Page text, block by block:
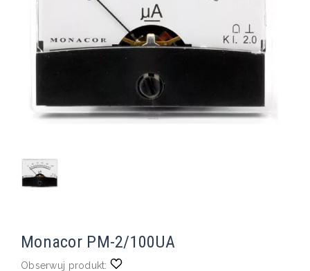
Monacor PM-2/100UA
Obserwuj produkt: